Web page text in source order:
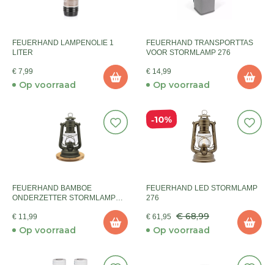
FEUERHAND LAMPENOLIE 1
LITER
€ 7,99
Op voorraad
FEUERHAND TRANSPORTTAS
VOOR STORMLAMP 276
€ 14,99
Op voorraad
FEUERHAND BAMBOE
ONDERZETTER STORMLAMP
€ 11,99
Op voorraad
10%
FEUERHAND LED STORMLAMP
276
€ 61,95
€ 68,99
Op voorraad